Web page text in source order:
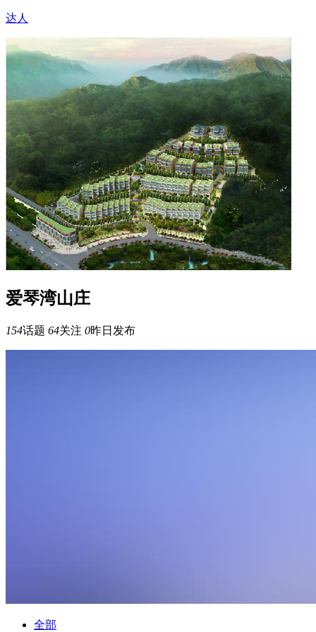
达人
爱琴湾山庄
154话题 64关注 0昨日发布
全部